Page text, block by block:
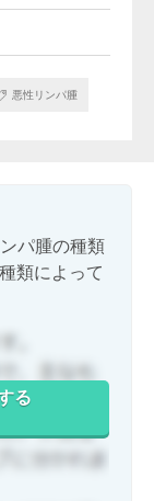
悪性リンパ腫
パ腫の種類
類によって
る